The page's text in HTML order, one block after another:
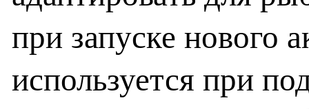
при запуске нового
используется при